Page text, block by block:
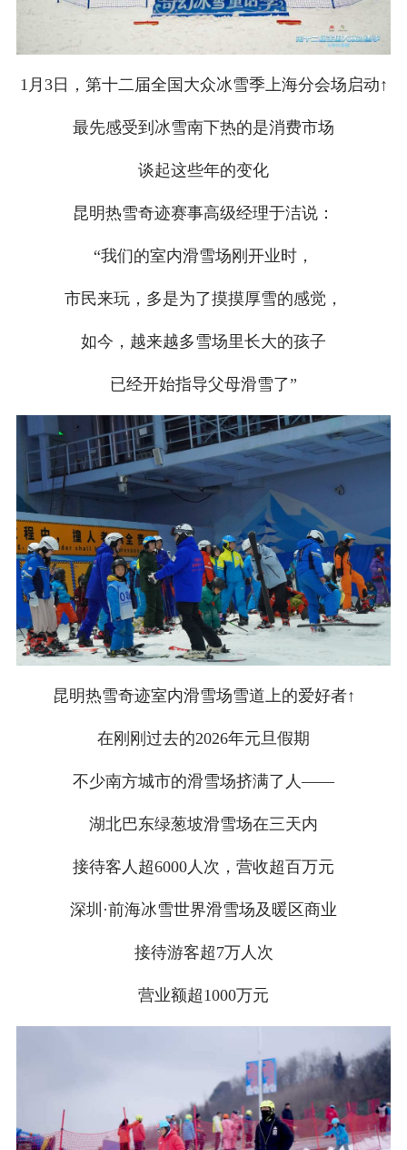
1月3日，第十二届全国大众冰雪季上海分会场启动↑
最先感受到冰雪南下热的是消费市场
谈起这些年的变化
昆明热雪奇迹赛事高级经理于洁说：
“我们的室内滑雪场刚开业时，
市民来玩，多是为了摸摸厚雪的感觉，
如今，越来越多雪场里长大的孩子
已经开始指导父母滑雪了”
昆明热雪奇迹室内滑雪场雪道上的爱好者↑
在刚刚过去的2026年元旦假期
不少南方城市的滑雪场挤满了人——
湖北巴东绿葱坡滑雪场在三天内
接待客人超6000人次，营收超百万元
深圳·前海冰雪世界滑雪场及暖区商业
接待游客超7万人次
营业额超1000万元